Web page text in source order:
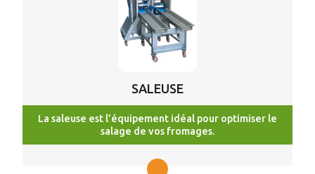
SALEUSE
La saleuse est l’équipement idéal pour optimiser le
salage de vos fromages.